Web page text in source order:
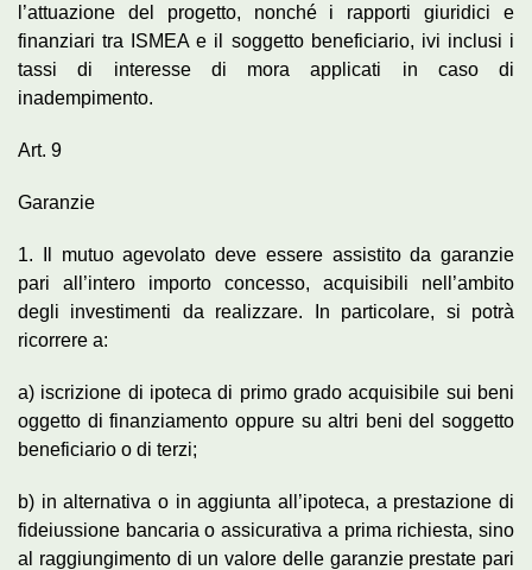
l’attuazione del progetto, nonché i rapporti giuridici e
finanziari tra ISMEA e il soggetto beneficiario, ivi inclusi i
tassi di interesse di mora applicati in caso di
inadempimento.
Art. 9
Garanzie
1. Il mutuo agevolato deve essere assistito da garanzie
pari all’intero importo concesso, acquisibili nell’ambito
degli investimenti da realizzare. In particolare, si potrà
ricorrere a:
a) iscrizione di ipoteca di primo grado acquisibile sui beni
oggetto di finanziamento oppure su altri beni del soggetto
beneficiario o di terzi;
b) in alternativa o in aggiunta all’ipoteca, a prestazione di
fideiussione bancaria o assicurativa a prima richiesta, sino
al raggiungimento di un valore delle garanzie prestate pari